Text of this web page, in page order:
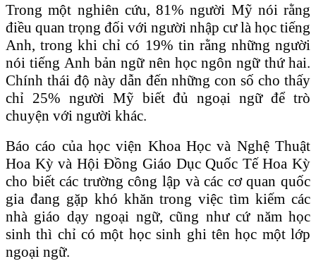
Trong một nghiên cứu, 81% người Mỹ nói rằng
điều quan trọng đối với người nhập cư là học tiếng
Anh, trong khi chỉ có 19% tin rằng những người
nói tiếng Anh bản ngữ nên học ngôn ngữ thứ hai.
Chính thái độ này dẫn đến những con số cho thấy
chỉ 25% người Mỹ biết đủ ngoại ngữ để trò
chuyện với người khác.
Báo cáo của học viện Khoa Học và Nghệ Thuật
Hoa Kỳ và Hội Đồng Giáo Dục Quốc Tế Hoa Kỳ
cho biết các trường công lập và các cơ quan quốc
gia đang gặp khó khăn trong việc tìm kiếm các
nhà giáo dạy ngoại ngữ, cũng như cứ năm học
sinh thì chỉ có một học sinh ghi tên học một lớp
ngoại ngữ.